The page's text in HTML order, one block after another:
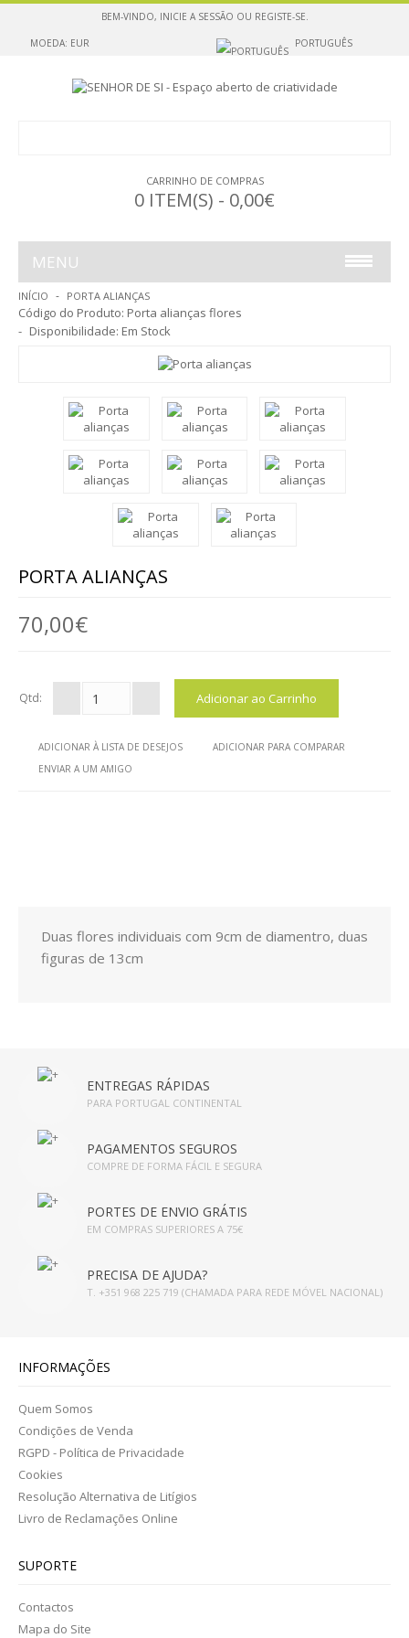
BEM-VINDO, INICIE A SESSÃO OU REGISTE-SE.
MOEDA: EUR PORTUGUÊS
CARRINHO DE COMPRAS
0 ITEM(S) - 0,00€
MENU
ESCULTURAS PARA SUSPENDER
ESCULTURAS PARA POUSAR
LUZ ( CANDEEIROS )
SIMPLICIDADE
BATISMO E PRESEPIOS
QUEM SOMOS
VER CARRINHO
CONTACTOS
INÍCIO PORTA ALIANÇAS
Código do Produto: Porta alianças flores
Disponibilidade: Em Stock
PORTA ALIANÇAS
70,00€
Qtd:
ADICIONAR À LISTA DE DESEJOS
ADICIONAR PARA COMPARAR
ENVIAR A UM AMIGO
Duas flores individuais com 9cm de diamentro, duas
figuras de 13cm
ENTREGAS RÁPIDAS
PARA PORTUGAL CONTINENTAL
PAGAMENTOS SEGUROS
COMPRE DE FORMA FÁCIL E SEGURA
PORTES DE ENVIO GRÁTIS
EM COMPRAS SUPERIORES A 75€
PRECISA DE AJUDA?
T. +351 968 225 719 (CHAMADA PARA REDE MÓVEL NACIONAL)
INFORMAÇÕES
Quem Somos
Condições de Venda
RGPD - Política de Privacidade
Cookies
Resolução Alternativa de Litígios
Livro de Reclamações Online
SUPORTE
Contactos
Mapa do Site